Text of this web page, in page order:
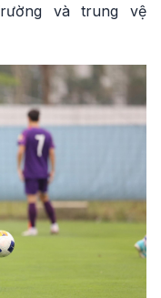
và trung vệ